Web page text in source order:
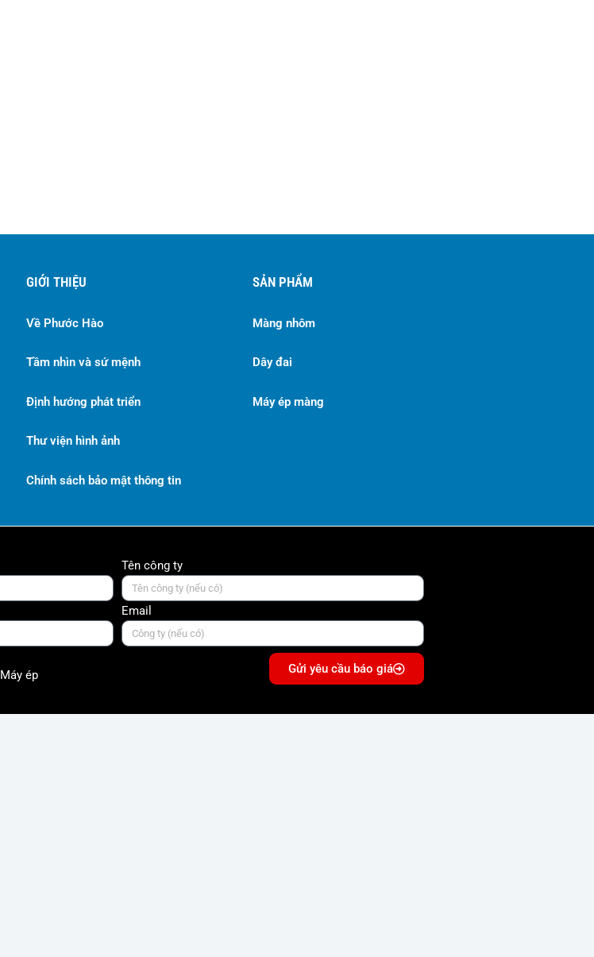
GIỚI THIỆU
Về Phước Hào
Tầm nhìn và sứ mệnh
Định hướng phát triển
Thư viện hình ảnh
Chính sách bảo mật thông tin
SẢN PHẨM
Màng nhôm
Dây đai
Máy ép màng
Tên công ty
Email
Máy ép Gửi yêu cầu báo giá